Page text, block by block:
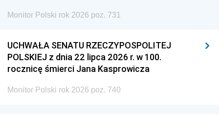
Monitor Polski rok 2026 poz. 731
UCHWAŁA SENATU RZECZYPOSPOLITEJ
POLSKIEJ z dnia 22 lipca 2026 r. w 100.
rocznicę śmierci Jana Kasprowicza
Monitor Polski rok 2026 poz. 740